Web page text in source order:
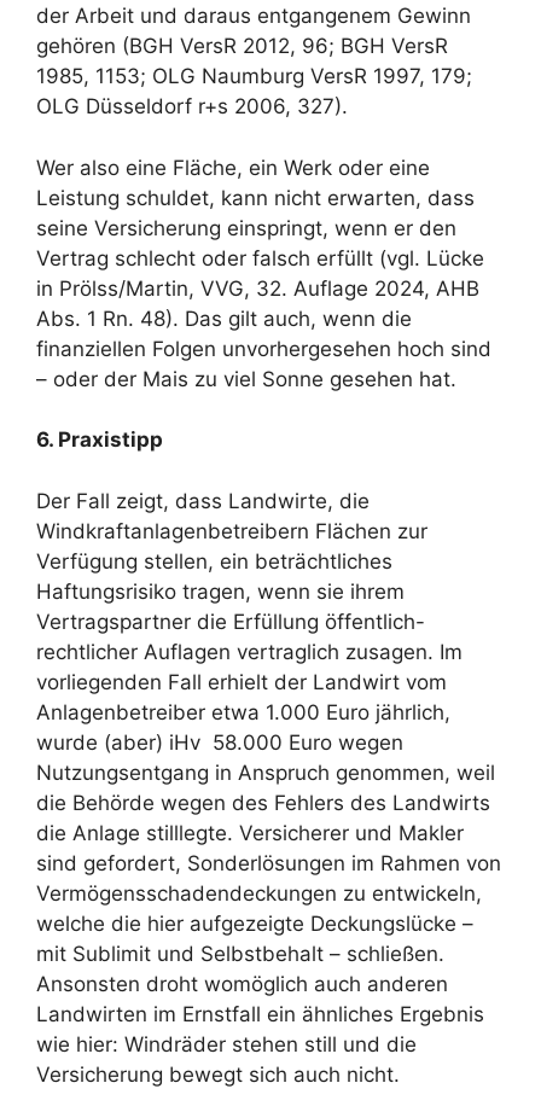
der Arbeit und daraus entgangenem Gewinn
gehören (BGH VersR 2012, 96; BGH VersR
1985, 1153; OLG Naumburg VersR 1997, 179;
OLG Düsseldorf r+s 2006, 327).
Wer also eine Fläche, ein Werk oder eine
Leistung schuldet, kann nicht erwarten, dass
seine Versicherung einspringt, wenn er den
Vertrag schlecht oder falsch erfüllt (vgl. Lücke
in Prölss/Martin, VVG, 32. Auflage 2024, AHB
Abs. 1 Rn. 48). Das gilt auch, wenn die
finanziellen Folgen unvorhergesehen hoch sind
– oder der Mais zu viel Sonne gesehen hat.
6. Praxistipp
Der Fall zeigt, dass Landwirte, die
Windkraftanlagenbetreibern Flächen zur
Verfügung stellen, ein beträchtliches
Haftungsrisiko tragen, wenn sie ihrem
Vertragspartner die Erfüllung öffentlich-
rechtlicher Auflagen vertraglich zusagen. Im
vorliegenden Fall erhielt der Landwirt vom
Anlagenbetreiber etwa 1.000 Euro jährlich,
wurde (aber) iHv 58.000 Euro wegen
Nutzungsentgang in Anspruch genommen, weil
die Behörde wegen des Fehlers des Landwirts
die Anlage stilllegte. Versicherer und Makler
sind gefordert, Sonderlösungen im Rahmen von
Vermögensschadendeckungen zu entwickeln,
welche die hier aufgezeigte Deckungslücke –
mit Sublimit und Selbstbehalt – schließen.
Ansonsten droht womöglich auch anderen
Landwirten im Ernstfall ein ähnliches Ergebnis
wie hier: Windräder stehen still und die
Versicherung bewegt sich auch nicht.